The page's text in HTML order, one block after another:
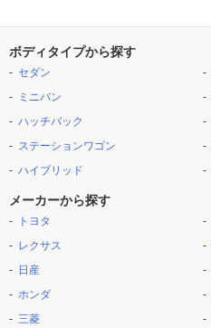
ボディタイプから探す
セダン
ミニバン
ハッチバック
ステーションワゴン
ハイブリッド
メーカーから探す
トヨタ
レクサス
日産
ホンダ
三菱